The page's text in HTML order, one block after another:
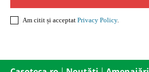
Am citit și acceptat Privacy Policy.